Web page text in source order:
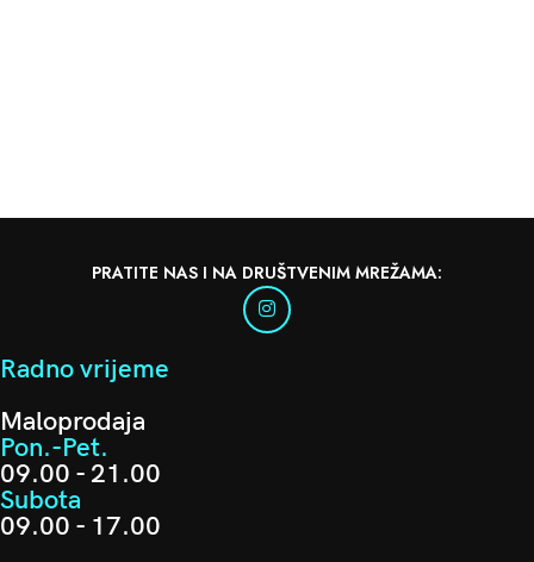
PRATITE NAS I NA DRUŠTVENIM MREŽAMA:
Radno vrijeme
Maloprodaja
Pon.-Pet.
09.00 - 21.00
Subota
09.00 - 17.00